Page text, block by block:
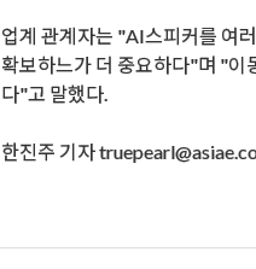
업계 관계자는 "AI스피커를 여
확보하느가 더 중요하다"며 "이
다"고 말했다.
한진주 기자